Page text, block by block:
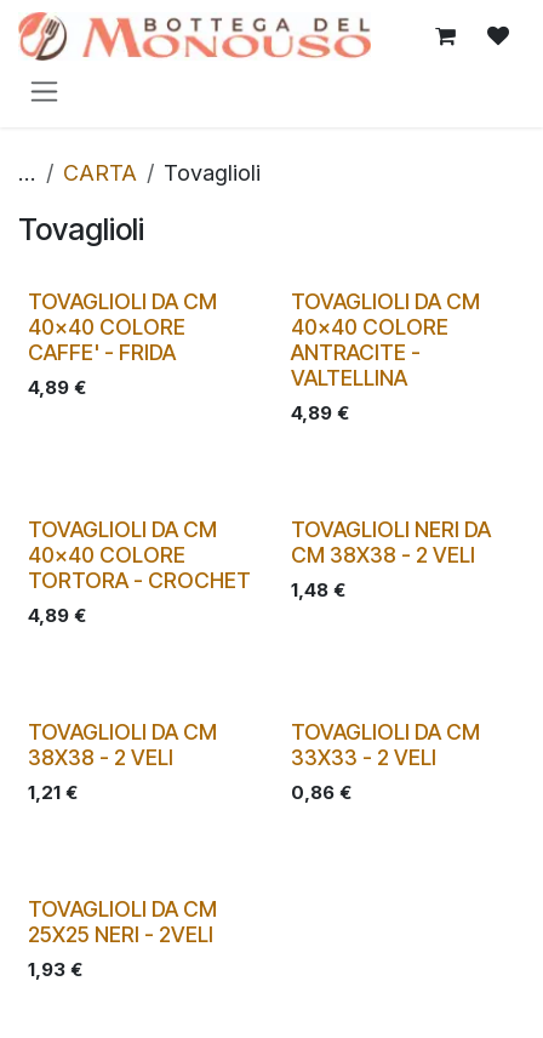
Passa al contenuto
... CARTA Tovaglioli
Tovaglioli
TOVAGLIOLI DA CM
40x40 COLORE
CAFFE' - FRIDA
4,89 €
TOVAGLIOLI DA CM
40x40 COLORE
ANTRACITE -
VALTELLINA
4,89€
TOVAGLIOLI DA CM
40x40 COLORE
TORTORA - CROCHET
4,89 €
TOVAGLIOLI NERI DA
CM 38X38 - 2 VELI
1,48€
TOVAGLIOLI DA CM
38X38 - 2 VELI
1,21 €
TOVAGLIOLI DA CM
33X33 - 2 VELI
0,86€
TOVAGLIOLI DA CM
25X25 NERI - 2VELI
1,93 €